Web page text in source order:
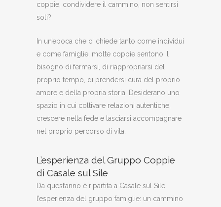
coppie, condividere il cammino, non sentirsi
soli?
In un’epoca che ci chiede tanto come individui
e come famiglie, molte coppie sentono il
bisogno di fermarsi, di riappropriarsi del
proprio tempo, di prendersi cura del proprio
amore e della propria storia. Desiderano uno
spazio in cui coltivare relazioni autentiche,
crescere nella fede e lasciarsi accompagnare
nel proprio percorso di vita.
L’esperienza del Gruppo Coppie
di Casale sul Sile
Da quest’anno è ripartita a Casale sul Sile
l’esperienza del gruppo famiglie: un cammino